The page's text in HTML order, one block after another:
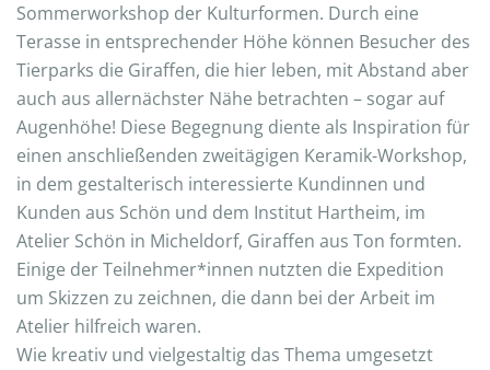
Sommerworkshop der Kulturformen. Durch eine
Terasse in entsprechender Höhe können Besucher des
Tierparks die Giraffen, die hier leben, mit Abstand aber
auch aus allernächster Nähe betrachten – sogar auf
Augenhöhe! Diese Begegnung diente als Inspiration für
einen anschließenden zweitägigen Keramik-Workshop,
in dem gestalterisch interessierte Kundinnen und
Kunden aus Schön und dem Institut Hartheim, im
Atelier Schön in Micheldorf, Giraffen aus Ton formten.
Einige der Teilnehmer*innen nutzten die Expedition
um Skizzen zu zeichnen, die dann bei der Arbeit im
Atelier hilfreich waren.
Wie kreativ und vielgestaltig das Thema umgesetzt